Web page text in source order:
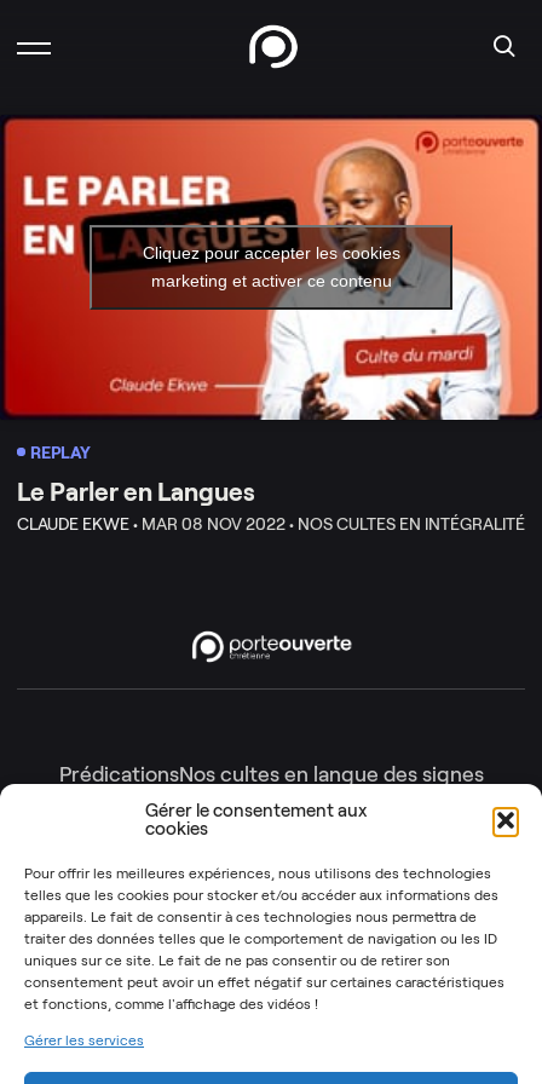
Gérer le consentement aux
cookies
Pour offrir les meilleures expériences, nous utilisons des technologies
telles que les cookies pour stocker et/ou accéder aux informations des
appareils. Le fait de consentir à ces technologies nous permettra de
traiter des données telles que le comportement de navigation ou les ID
uniques sur ce site. Le fait de ne pas consentir ou de retirer son
consentement peut avoir un effet négatif sur certaines caractéristiques
et fonctions, comme l'affichage des vidéos !
Gérer les services
Cliquez pour accepter les cookies
marketing et activer ce contenu
REPLAY
Le Parler en Langues
CLAUDE EKWE • MAR 08 NOV 2022 • NOS CULTES EN INTÉGRALITÉ
PrédicationsNos cultes en langue des signes
Nos cultes en intégralité
Génération enfants
Les Instants Post-It
Nos émissions
OSYR – Dernière saison
OSYR – Autres saisons
Notre Rendez-Vous
T’as 2 minutes